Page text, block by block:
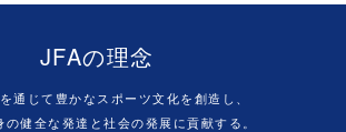
JFAの理念
通じて豊かなスポーツ文化を創造し、
の健全な発達と社会の発展に貢献する。